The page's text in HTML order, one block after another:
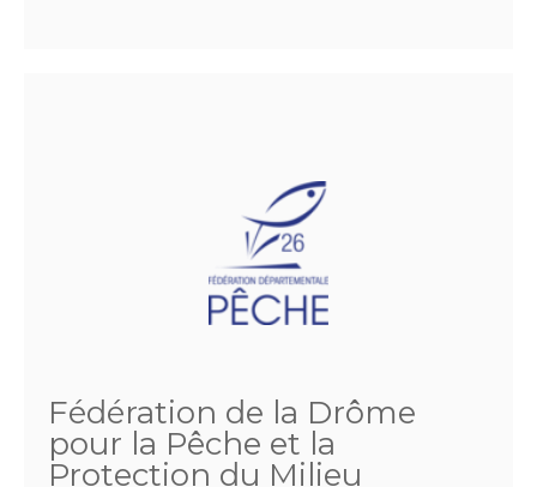
Fédération de la Drôme
pour la Pêche et la
Protection du Milieu